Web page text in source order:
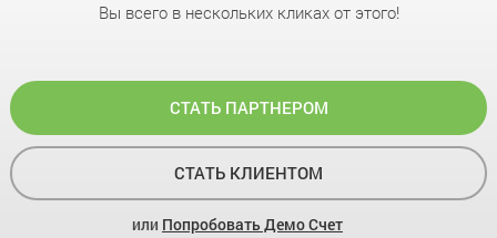
Вы всего в нескольких кликах от этого!
СТАТЬ ПАРТНЕРОМ
СТАТЬ КЛИЕНТОМ
или Попробовать Демо Счет